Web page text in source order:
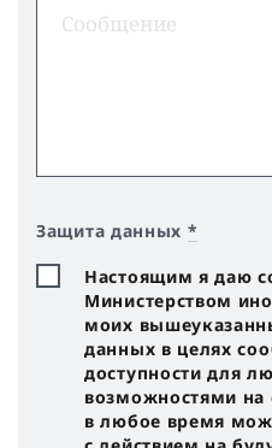
Защита данных *
Настоящим я даю
Министерством
моих
данных в целях
доступности для
возможностями на
в любое время